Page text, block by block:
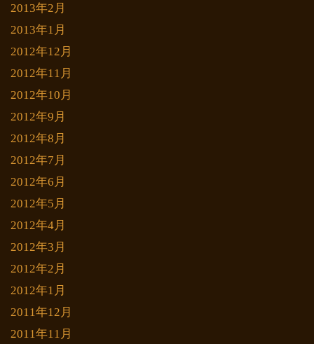
2013年2月
2013年1月
2012年12月
2012年11月
2012年10月
2012年9月
2012年8月
2012年7月
2012年6月
2012年5月
2012年4月
2012年3月
2012年2月
2012年1月
2011年12月
2011年11月